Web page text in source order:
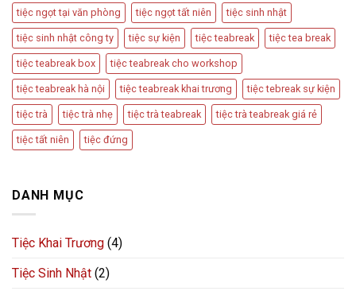
tiệc ngọt tại văn phòng tiệc ngọt tất niên tiệc sinh nhật
tiệc sinh nhật công ty tiệc sự kiện tiệc teabreak tiệc tea break
tiệc teabreak box tiệc teabreak cho workshop
tiệc teabreak hà nội tiệc teabreak khai trương tiệc tebreak sự kiện
tiệc trà tiệc trà nhẹ tiệc trà teabreak tiệc trà teabreak giá rẻ
tiệc tất niên tiệc đứng
DANH MỤC
Tiệc Khai Trương (4)
Tiệc Sinh Nhật (2)